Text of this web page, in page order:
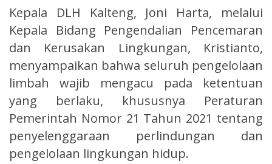
Kepala DLH Kalteng, Joni Harta, melalui
Kepala Bidang Pengendalian Pencemaran
dan Kerusakan Lingkungan, Kristianto,
menyampaikan bahwa seluruh pengelolaan
limbah wajib mengacu pada ketentuan
yang berlaku, khususnya Peraturan
Pemerintah Nomor 21 Tahun 2021 tentang
penyelenggaraan perlindungan dan
pengelolaan lingkungan hidup.